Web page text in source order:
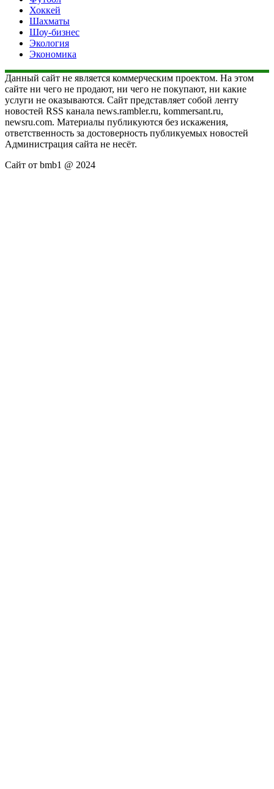
Хоккей
Шахматы
Шоу-бизнес
Экология
Экономика
Данный сайт не является коммерческим проектом. На этом
сайте ни чего не продают, ни чего не покупают, ни какие
услуги не оказываются. Сайт представляет собой ленту
новостей RSS канала news.rambler.ru, kommersant.ru,
newsru.com. Материалы публикуются без искажения,
ответственность за достоверность публикуемых новостей
Администрация сайта не несёт.
Сайт от bmb1 @ 2024